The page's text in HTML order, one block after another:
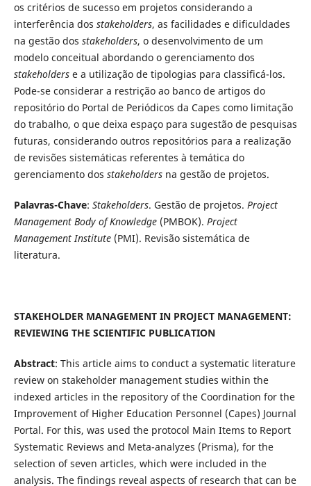
os critérios de sucesso em projetos considerando a
interferência dos stakeholders, as facilidades e dificuldades
na gestão dos stakeholders, o desenvolvimento de um
modelo conceitual abordando o gerenciamento dos
stakeholderse a utilização de tipologias para classificá-los.
Pode-se considerar a restrição ao banco de artigos do
repositório do Portal de Periódicos da Capes como limitação
do trabalho, o que deixa espaço para sugestão de pesquisas
futuras, considerando outros repositórios para a realização
de revisões sistemáticas referentes à temática do
gerenciamento dos stakeholdersna gestão de projetos.
Palavras-Chave: Stakeholders. Gestão de projetos. Project
Management Body of Knowledge(PMBOK). Project
Management Institute(PMI). Revisão sistemática de
literatura.
STAKEHOLDER MANAGEMENT IN PROJECT MANAGEMENT:
REVIEWING THE SCIENTIFIC PUBLICATION
Abstract: This article aims to conduct a systematic literature
review on stakeholder management studies within the
indexed articles in the repository of the Coordination for the
Improvement of Higher Education Personnel (Capes) Journal
Portal. For this, was used the protocol Main Items to Report
Systematic Reviews and Meta-analyzes (Prisma), for the
selection of seven articles, which were included in the
analysis. The findings reveal aspects of research that can be